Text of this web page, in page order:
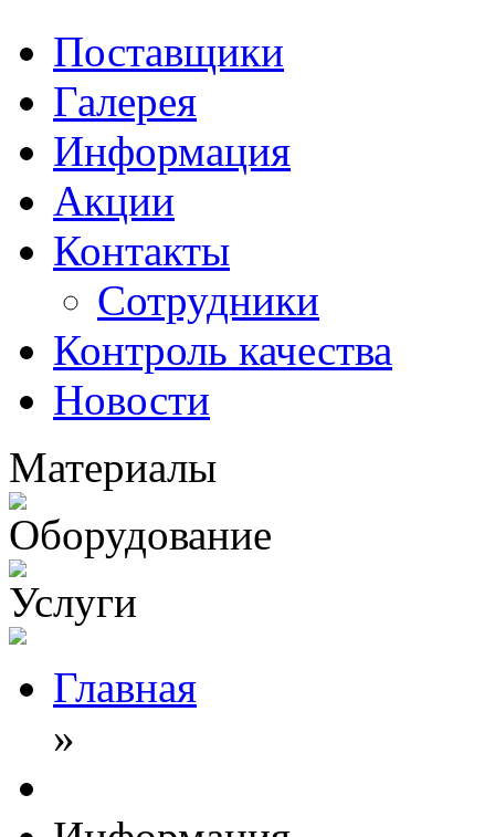
Поставщики
Галерея
Информация
Акции
Контакты
Сотрудники
Контроль качества
Новости
Материалы
Оборудование
Услуги
Главная
»